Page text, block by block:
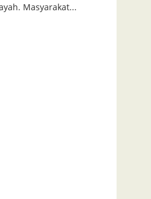
Masyarakat...